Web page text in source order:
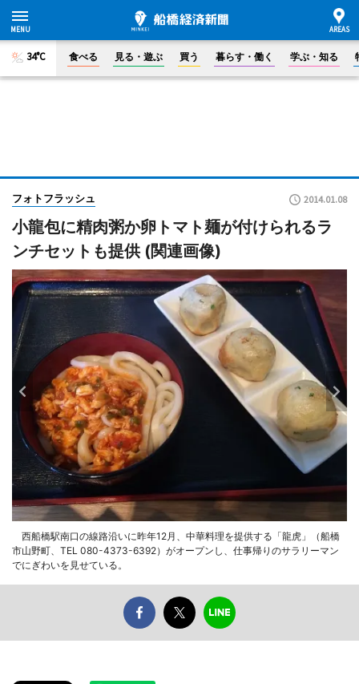
34°C 食べる 見る・遊ぶ 買う 暮らす・働く 学ぶ・知る
フォトフラッシュ 2014.01.08
小龍包に精肉粥か卵トマト麺が付けられるラ
ンチセットも提供 (関連画像)
西船橋駅南口の線路沿いに昨年12月、中華料理を提供する「龍虎」（船橋
市山野町、TEL 080-4373-6392）がオープンし、仕事帰りのサラリーマン
でにぎわいを見せている。